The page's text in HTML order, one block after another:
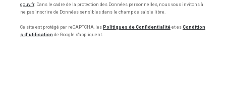
gouv.fr. Dans le cadre de la protection des Données personnelles, nous vous invitons à
ne pas inscrire de Données sensibles dans le champ de saisie libre.
Ce site est protégé par reCAPTCHA, les Politiques de Confidentialité et es Condition
s d'utilisation de Google s'appliquent.